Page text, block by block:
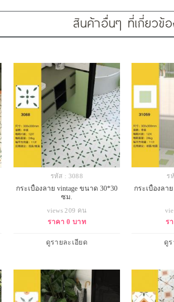
สินค้าอื่นๆ ที่เกี่ยวข้
รหัส : 3088
กระเบื้องลาย vintage ขนาด 30*30
ซม.
views 209 คน
ราคา 0 บาท
ดูรายละเอียด
ร
กระเบื้องลา
ร
ดูร